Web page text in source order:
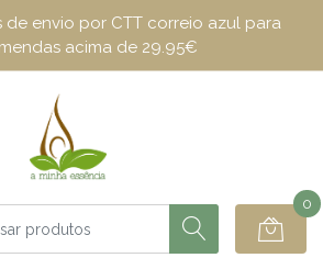
de envio por CTT correio azul para
acima de 29.95€
0